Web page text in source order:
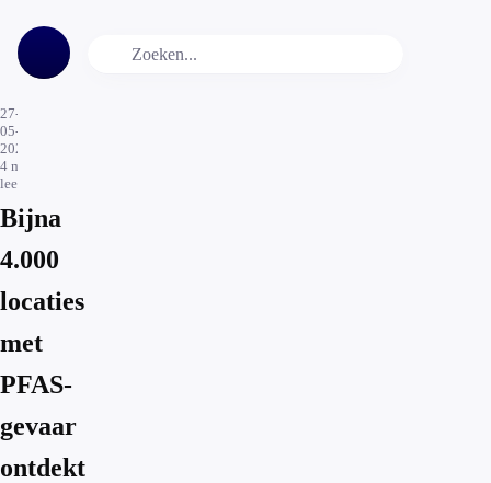
27-
05-
2026
4 min.
leestijd
Bijna
4.000
locaties
met
PFAS-
gevaar
ontdekt